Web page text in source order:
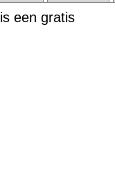
is een gratis